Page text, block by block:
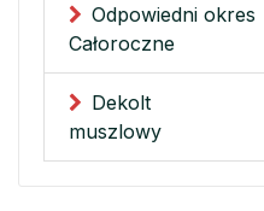
Odpowiedni okres
Całoroczne
Dekolt
muszlowy